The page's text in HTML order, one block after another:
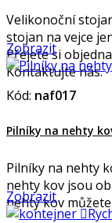
Velikonoční
stojan na vejce
Přejete si
Kontaktujte nás.
Zobrazit
Kód: naf017
Pilníky na nehty
Pilníky na nehty
nehty kov jsou
nehty kov
Zobrazit
